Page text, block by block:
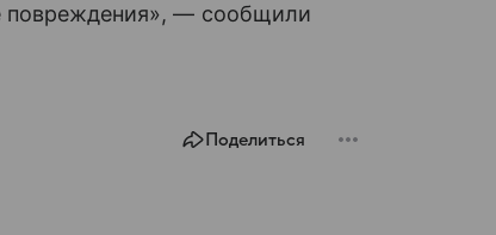
повреждения», — сообщили
Поделиться